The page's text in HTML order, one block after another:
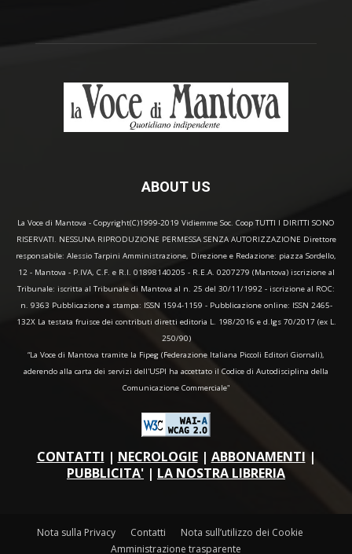
ABOUT US
La Voce di Mantova - Copyright(C)1999-2019 Vidiemme Soc. Coop TUTTI I DIRITTI SONO
RISERVATI. NESSUNA RIPRODUZIONE PERMESSA SENZA AUTORIZZAZIONE Direttore
responsabile: Alessio Tarpini Amministrazione, Direzione e Redazione: piazza Sordello,
12 - Mantova - P.IVA, C.F. e R.I. 01898140205 - R.E.A. 0207279 (Mantova) iscrizione al
Tribunale: iscritta al Tribunale di Mantova al n. 25 del 30/11/1992 - iscrizione al ROC:
n. 9363 Pubblicazione a stampa: ISSN 1594-1159 - Pubblicazione online: ISSN 2465-
132X La testata fruisce dei contributi diretti editoria L. 198/2016 e d.lgs 70/2017 (ex L.
250/90)
“La Voce di Mantova tramite la Fipeg (Federazione Italiana Piccoli Editori Giornali),
aderendo alla carta dei servizi dell'USPI ha accettato il Codice di Autodisciplina della
Comunicazione Commerciale"
CONTATTI | NECROLOGIE| ABBONAMENTI |
PUBBLICITA' | LA NOSTRA LIBRERIA
Nota sulla Privacy Contatti
Nota sull’utilizzo dei Cookie
Amministrazione trasparente